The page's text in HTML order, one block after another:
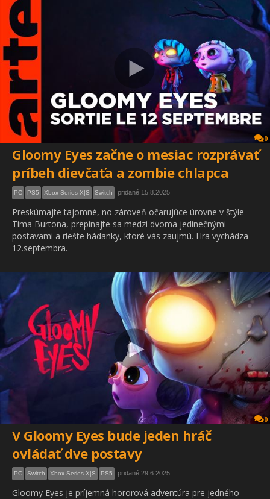
0
Gloomy Eyes začne o mesiac rozprávať
príbeh dievčaťa a zombie chlapca
PC PS5 Xbox Series X|S Switch pridané 15.8.2025
Preskúmajte tajomné, no zároveň očarujúce úrovne v štýle
Tima Burtona, prepínajte sa medzi dvoma jedinečnými
postavami a riešte hádanky, ktoré vás zaujmú. Hra vychádza
12.septembra.
0
V Gloomy Eyes bude jeden hráč
ovládať dve postavy
PC Switch Xbox Series X|S PS5 pridané 29.6.2025
Gloomy Eyes je príjemná hororová adventúra pre jedného